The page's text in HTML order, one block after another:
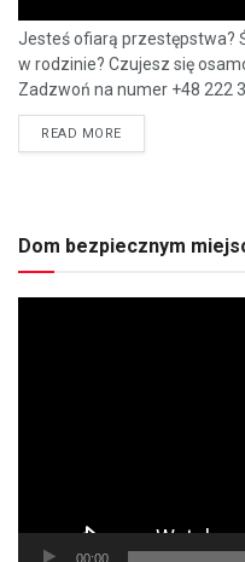
Jesteś ofiarą przestępstwa?
w rodzinie? Czujesz się
Zadzwoń na numer +48 222
READ MORE
Dom bezpiecznym
00:00